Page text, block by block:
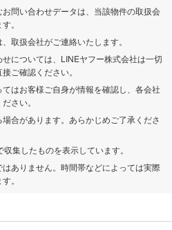
問い合わせデータは、当該物件の取扱会
。
取扱会社がご連絡いたします。
については、LINEヤフー株式会社は一切
ご確認ください。
はお客様ご自身が情報を確認し、各会社
さい。
合があります。あらかじめご了承くださ
集したものを表示しています。
ありません。時間帯などによっては実際
。